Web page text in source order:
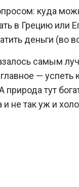
куда
в Грецию или
деньги (во
самым
— успеть
природа тут
и не так уж и